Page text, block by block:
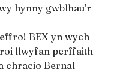
hynny gwblhau'r
BEX yn wych
llwyfan perffaith
chracio Bernal